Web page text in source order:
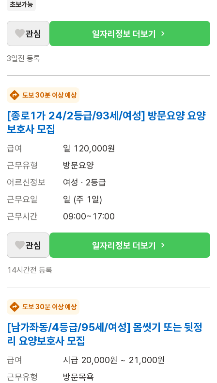
초보가능
관심 일자리정보 더보기
3일전 등록
도보 30분 이상 예상
[종로1가 24/2등급/93세/여성] 방문요양 요양
보호사 모집
급여
일 120,000원
근무유형
방문요양
어르신정보
여성 · 2등급
근무요일
일 (주 1일)
근무시간
09:00~17:00
관심 일자리정보 더보기
14시간전 등록
도보 30분 이상 예상
[남가좌동/4등급/95세/여성] 몸씻기 또는 뒷정
리 요양보호사 모집
급여
시급 20,000원 ~ 21,000원
근무유형
방문목욕